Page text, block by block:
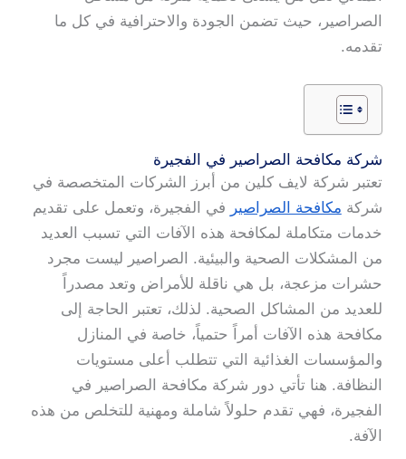
الصراصير، حيث تضمن الجودة والاحترافية في كل ما
تقدمه.
شركة مكافحة الصراصير في الفجيرة
تعتبر شركة لايف كلين من أبرز الشركات المتخصصة في
شركة مكافحة الصراصير في الفجيرة، وتعمل على تقديم
خدمات متكاملة لمكافحة هذه الآفات التي تسبب العديد
من المشكلات الصحية والبيئية. الصراصير ليست مجرد
حشرات مزعجة، بل هي ناقلة للأمراض وتعد مصدراً
للعديد من المشاكل الصحية. لذلك، تعتبر الحاجة إلى
مكافحة هذه الآفات أمراً حتمياً، خاصة في المنازل
والمؤسسات الغذائية التي تتطلب أعلى مستويات
النظافة. هنا تأتي دور شركة مكافحة الصراصير في
الفجيرة، فهي تقدم حلولاً شاملة ومهنية للتخلص من هذه
الآفة.